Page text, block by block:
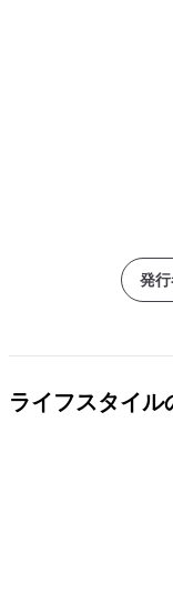
発
ライフスタイル